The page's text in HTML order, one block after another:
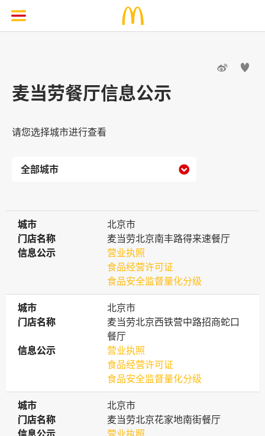
 
麦当劳餐厅信息公示
请您选择城市进行查看

城市
城市
北京市
门店名称
门店名称
麦当劳北京南丰路得来速餐厅
信息公示
信息公示
营业执照
食品经营许可证
食品安全监督量化分级
城市
城市
北京市
门店名称
门店名称
麦当劳北京西铁营中路招商蛇口
餐厅
信息公示
信息公示
营业执照
食品经营许可证
食品安全监督量化分级
城市
城市
北京市
门店名称
门店名称
麦当劳北京花家地南街餐厅
信息公示
信息公示
营业执照